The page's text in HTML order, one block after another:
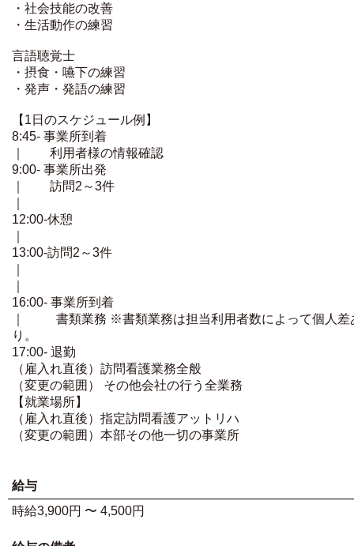
・社会技能の改善
・生活動作の練習
言語聴覚士
・摂食・嚥下の練習
・発声・発語の練習
【1日のスケジュール例】
8:45- 事業所到着
｜ 利用者様の情報確認
9:00- 事業所出発
｜ 訪問2～3件
12:00-休憩
13:00-訪問2～3件
16:00- 事業所到着
｜ 書類業務 ※書類業務は担当利用者数によって個人差
り。
17:00- 退勤
（雇入れ直後）訪問看護業務全般
（変更の範囲） その他会社の行う全業務
【就業場所】
（雇入れ直後）指定訪問看護アットリハ
（変更の範囲）本部その他一切の事業所
給与
時給3,900円 〜 4,500円